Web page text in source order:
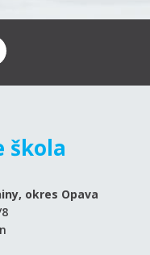
škola
okres Opava